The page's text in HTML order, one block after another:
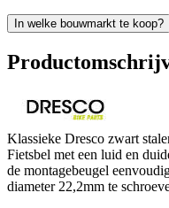
In welke bouwmarkt te koop?
Klassieke Dresco zwart
Fietsbel met een luid en
de montagebeugel
diameter 22,2mm te